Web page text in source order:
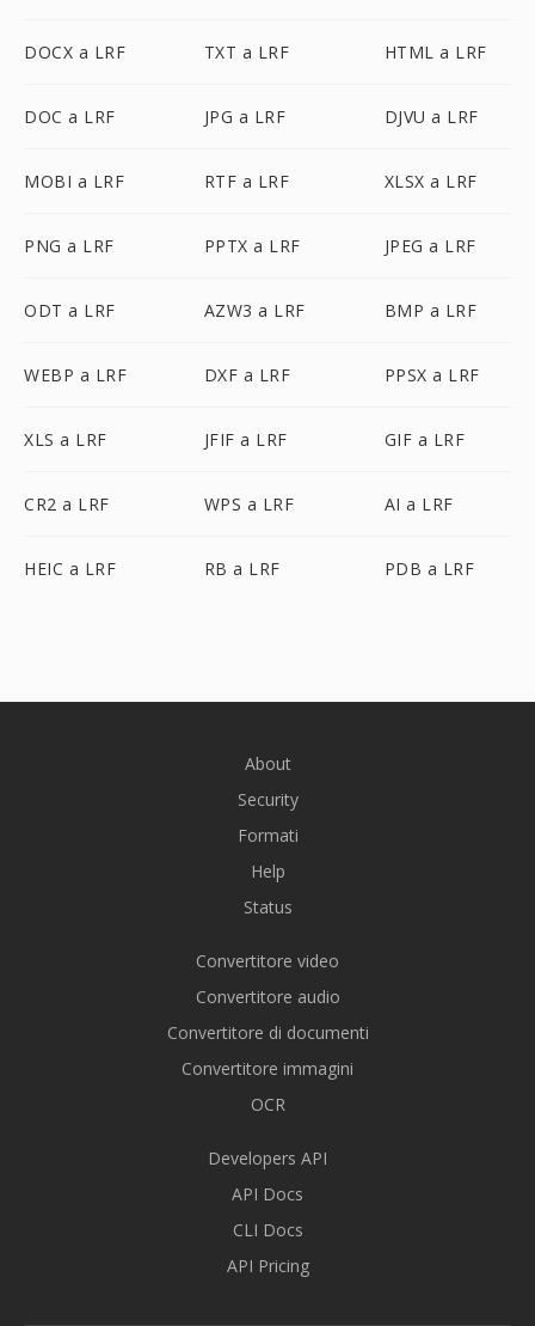
DOCX a LRF TXT a LRF HTML a LRF
DOC a LRF JPG a LRF DJVU a LRF
MOBI a LRF RTF a LRF XLSX a LRF
PNG a LRF PPTX a LRF JPEG a LRF
ODT a LRF AZW3 a LRF BMP a LRF
WEBP a LRF DXF a LRF PPSX a LRF
XLS a LRF JFIF a LRF GIF a LRF
CR2 a LRF WPS a LRF AI a LRF
HEIC a LRF RB a LRF PDB a LRF
About
Security
Formati
Help
Status
Convertitore video
Convertitore audio
Convertitore di documenti
Convertitore immagini
OCR
Developers API
API Docs
CLI Docs
API Pricing